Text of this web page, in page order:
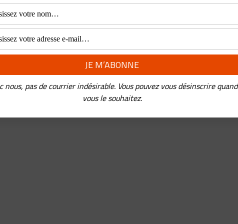
nous, pas de courrier indésirable. Vous pouvez vous désinscrire quand
vous le souhaitez.